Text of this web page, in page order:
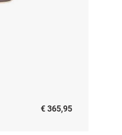
€ 365,95